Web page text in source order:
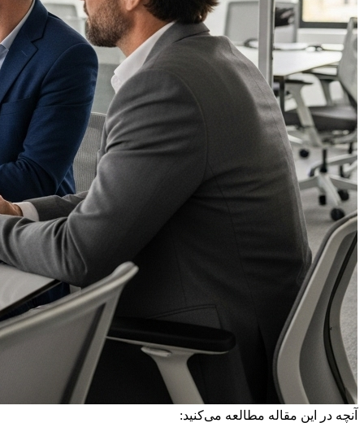
آنچه در این مقاله مطالعه می‌کنید: